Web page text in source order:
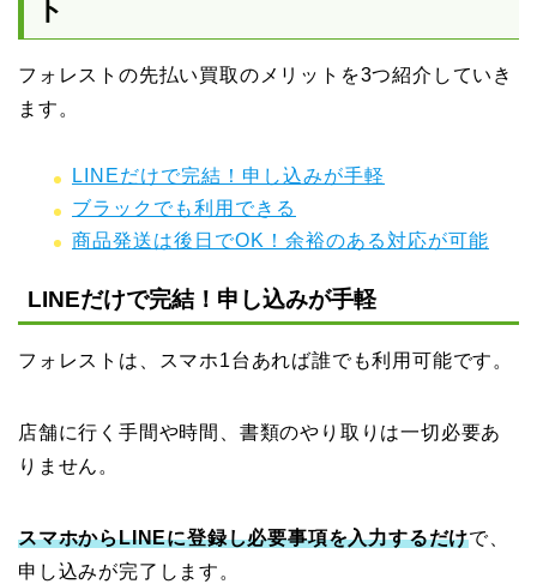
ト
フォレストの先払い買取のメリットを3つ紹介していき
ます。
LINEだけで完結！申し込みが手軽
ブラックでも利用できる
商品発送は後日でOK！余裕のある対応が可能
LINEだけで完結！申し込みが手軽
フォレストは、スマホ1台あれば誰でも利用可能です。
店舗に行く手間や時間、書類のやり取りは一切必要あ
りません。
スマホからLINEに登録し必要事項を入力するだけで、
申し込みが完了します。